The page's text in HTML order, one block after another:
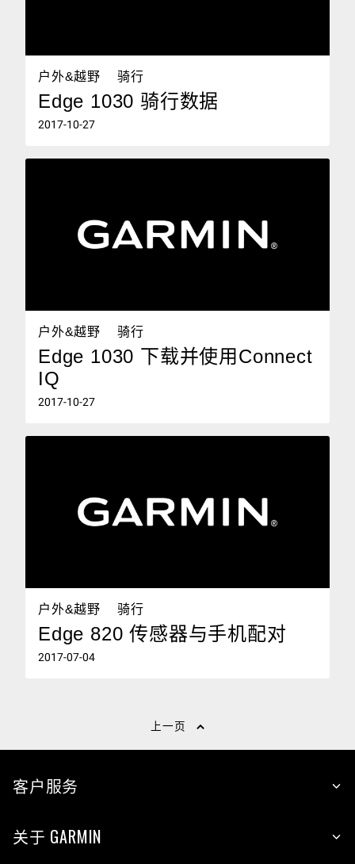
户外&越野 骑行
Edge 1030 骑行数据
2017-10-27
户外&越野 骑行
Edge 1030 下载并使用Connect
IQ
2017-10-27
户外&越野 骑行
Edge 820 传感器与手机配对
2017-07-04
上一页
客户服务
关于 GARMIN